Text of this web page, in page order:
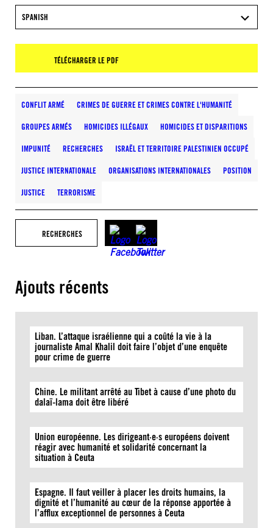
SPANISH
TÉLÉCHARGER LE PDF
CONFLIT ARMÉ CRIMES DE GUERRE ET CRIMES CONTRE L'HUMANITÉ
GROUPES ARMÉS HOMICIDES ILLÉGAUX HOMICIDES ET DISPARITIONS
IMPUNITÉ RECHERCHES ISRAËL ET TERRITOIRE PALESTINIEN OCCUPÉ
JUSTICE INTERNATIONALE ORGANISATIONS INTERNATIONALES POSITION
JUSTICE TERRORISME
RECHERCHES
Ajouts récents
Liban. L’attaque israélienne qui a coûté la vie à la
journaliste Amal Khalil doit faire l’objet d’une enquête
pour crime de guerre
Chine. Le militant arrêté au Tibet à cause d’une photo du
dalaï-lama doit être libéré
Union européenne. Les dirigeant·e·s européens doivent
réagir avec humanité et solidarité concernant la
situation à Ceuta
Espagne. Il faut veiller à placer les droits humains, la
dignité et l’humanité au cœur de la réponse apportée à
l’afflux exceptionnel de personnes à Ceuta